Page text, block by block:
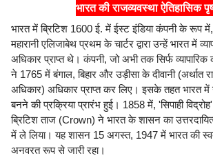
भारत की राजव्यवस्था ऐतिहासिक
भारत में ब्रिटिश 1600 ई. में ईस्ट इंडिया कंपनी के रूप
महारानी एलिजाबेथ प्रथम के चार्टर द्वारा उन्हें भारत में
अधिकार प्राप्त थे। कंपनी, जो अभी तक सिर्फ व्यापारिक
ने 1765 में बंगाल, बिहार और उड़ीसा के दीवानी (अर्थात
अधिकार) अधिकार प्राप्त कर लिए। इसके तहत भारत में
बनने की प्रक्रिया प्रारंभ हुई। 1858 में, 'सिपाही
ब्रिटिश ताज (Crown) ने भारत के शासन का
में ले लिया। यह शासन 15 अगस्त, 1947 में भारत की
अनवरत रूप से जारी रहा।